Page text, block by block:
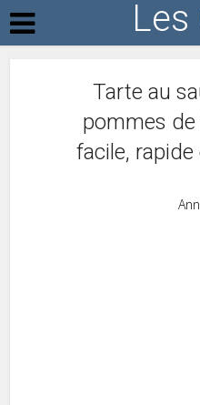
Tarte au
pommes
facile,